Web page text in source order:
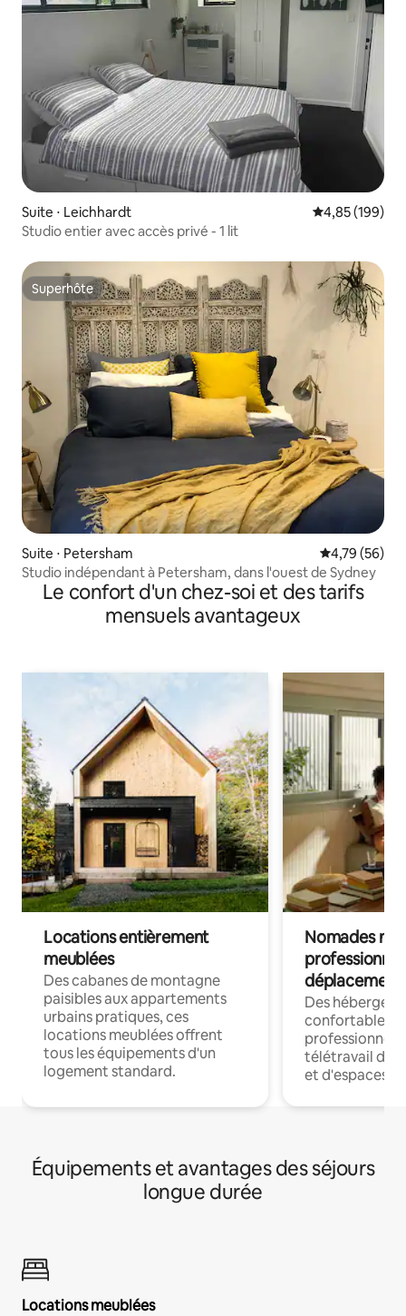
Suite ⋅ Leichhardt Évaluation
4,85 (199)
Studio entier avec accès privé - 1 lit
Superhôte
Superhôte
Suite ⋅ Petersham Évaluation
4,79 (56)
Studio indépendant à Petersham, dans l'ouest de Sydney
Le confort d'un chez-soi et des tarifs
mensuels avantageux
Locations entièrement
meublées
Des cabanes de montagne
paisibles aux appartements
urbains pratiques, ces
locations meublées offrent
tous les équipements d'un
logement standard.
Nomades
déplacement
Des
confortables
professionnels
télétravail
et d'espaces
Équipements et avantages des séjours
longue durée
Locations meublées